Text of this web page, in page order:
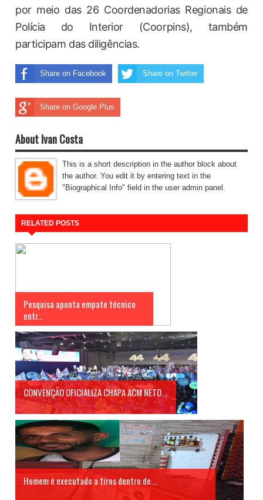
por meio das 26 Coordenadorias Regionais de
Polícia do Interior (Coorpins), também
participam das diligências.
Share on Facebook Share on Twitter
Share on Google Plus
About Ivan Costa
This is a short description in the author block about
the author. You edit it by entering text in the
"Biographical Info" field in the user admin panel.
RELATED POSTS
Pesquisa aponta empate técnico
entr...
CONVENÇÃO OFICIALIZA CHAPA ACM NETO...
Homem é executado a tiros dentro de...